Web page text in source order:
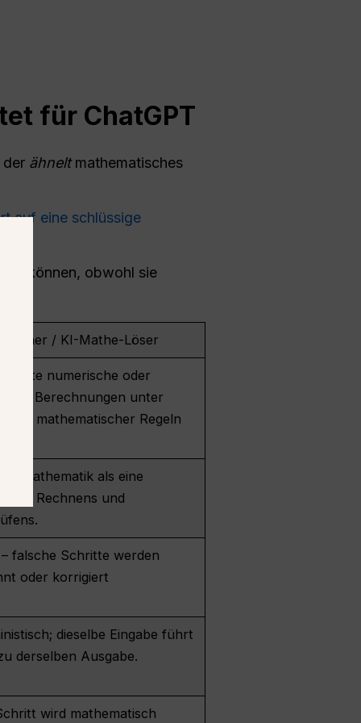
für ChatGPT
der ähneltmathematisches
auf eine schlüssige
können, obwohl sie
Rechner / KI-Mathe-Löser
numerische oder
Berechnungen unter
mathematischer Regeln
Mathematik als eine
des Rechnens und
falsche Schritte werden
oder korrigiert
dieselbe Eingabe führt
derselben Ausgabe.
wird mathematisch